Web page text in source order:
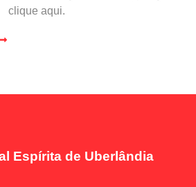
clique aqui.
Espírita de Uberlândia